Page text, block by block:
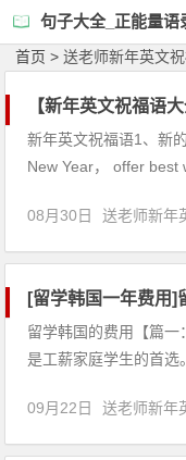
句子大全_正能量语
首页 >送老师新年英文
【新年英文祝福语
新年英文祝福语1、新
New Year， offer best
for you and yours for
08月30日 送老师新年
[留学韩国一年费用]
留学韩国的费用【篇
是工薪家庭学生的首
费用家里支付的费用就
会有所不同，选择专
09月22日 送老师新年